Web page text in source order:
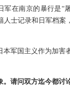
在南京的暴行是“
人士记录和日军档案
军国主义作为加害
请问双方迄今都讨